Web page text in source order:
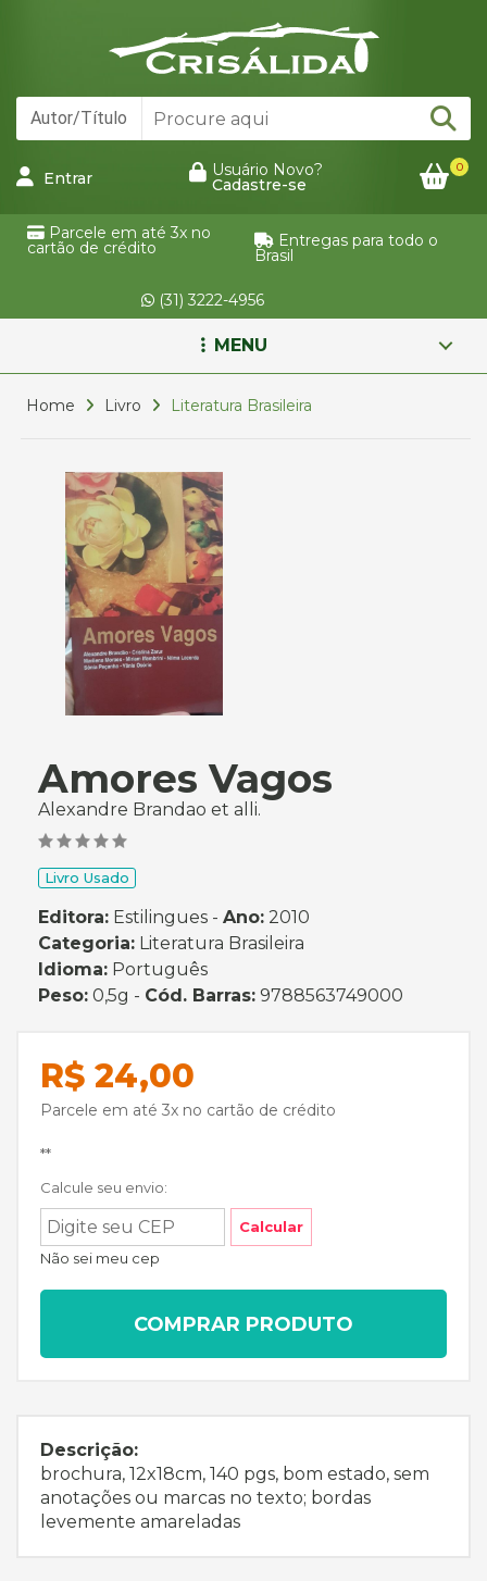
Entrar Usuário Novo?
Cadastre-se
0
Parcele em até 3x no
cartão de crédito Entregas para todo o
Brasil
(31) 3222-4956
MENU
Home Livro Literatura Brasileira
Amores Vagos
Alexandre Brandao et alli.
Livro Usado
Editora: Estilingues - Ano: 2010
Categoria: Literatura Brasileira
Idioma: Português
Peso: 0,5g - Cód. Barras: 9788563749000
R$ 24,00
Parcele em até 3x no cartão de crédito
**
Calcule seu envio:
Calcular
Não sei meu cep
COMPRAR PRODUTO
Descrição:
brochura, 12x18cm, 140 pgs, bom estado, sem
anotações ou marcas no texto; bordas
levemente amareladas